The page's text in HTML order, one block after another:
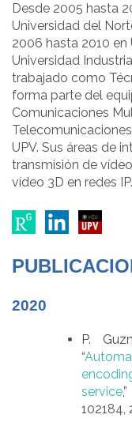
Desde 2005 hasta
Universidad del
2006 hasta 2010
Universidad
trabajado como
forma parte del
Comunicaciones
UPV. Sus áreas de
transmisión de
vídeo 3D en redes IP.
2020
P.
“
service,”
102184,